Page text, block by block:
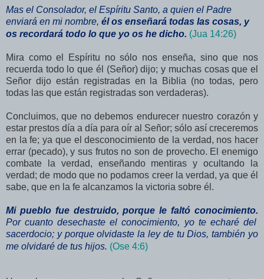
Mas el Consolador, el Espíritu Santo, a quien el Padre
enviará en mi nombre, él os enseñará todas las cosas, y
os recordará todo lo que yo os he dicho. (Jua 14:26)
Mira como el Espíritu no sólo nos enseña, sino que nos
recuerda todo lo que él (Señor) dijo; y muchas cosas que el
Señor dijo están registradas en la Biblia (no todas, pero
todas las que están registradas son verdaderas).
Concluimos, que no debemos endurecer nuestro corazón y
estar prestos día a día para oír al Señor; sólo así creceremos
en la fe; ya que el desconocimiento de la verdad, nos hacer
errar (pecado), y sus frutos no son de provecho. El enemigo
combate la verdad, enseñando mentiras y ocultando la
verdad; de modo que no podamos creer la verdad, ya que él
sabe, que en la fe alcanzamos la victoria sobre él.
Mi pueblo fue destruido, porque le faltó conocimiento.
Por cuanto desechaste el conocimiento, yo te echaré del
sacerdocio; y porque olvidaste la ley de tu Dios, también yo
me olvidaré de tus hijos. (Ose 4:6)